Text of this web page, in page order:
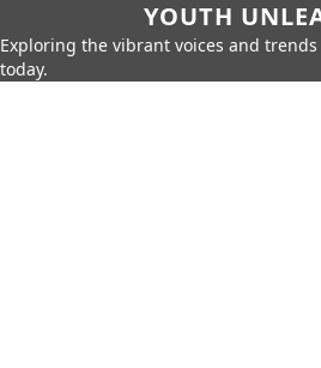
YOUTH
Exploring the vibrant voices and
today.